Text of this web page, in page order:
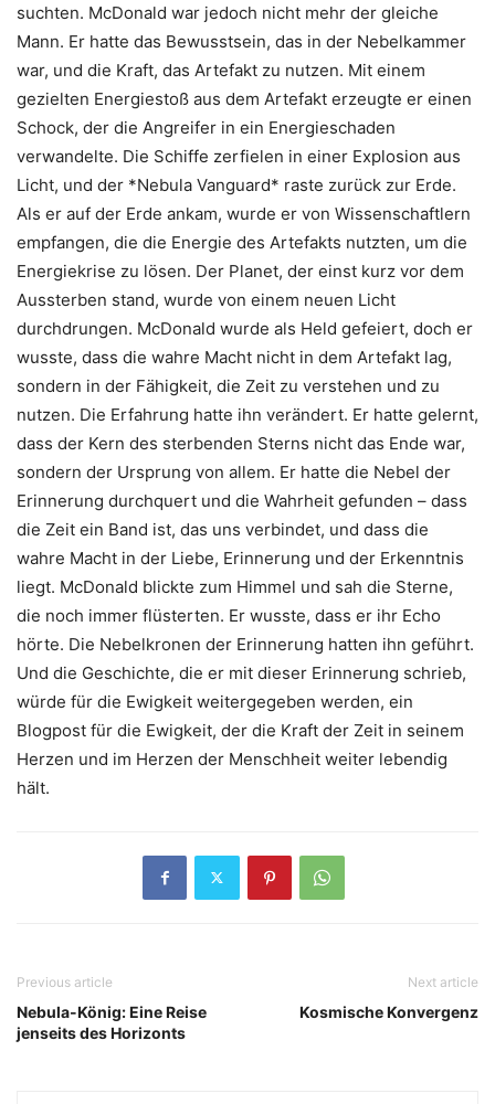
suchten. McDonald war jedoch nicht mehr der gleiche
Mann. Er hatte das Bewusstsein, das in der Nebelkammer
war, und die Kraft, das Artefakt zu nutzen. Mit einem
gezielten Energiestoß aus dem Artefakt erzeugte er einen
Schock, der die Angreifer in ein Energieschaden
verwandelte. Die Schiffe zerfielen in einer Explosion aus
Licht, und der *Nebula Vanguard* raste zurück zur Erde.
Als er auf der Erde ankam, wurde er von Wissenschaftlern
empfangen, die die Energie des Artefakts nutzten, um die
Energiekrise zu lösen. Der Planet, der einst kurz vor dem
Aussterben stand, wurde von einem neuen Licht
durchdrungen. McDonald wurde als Held gefeiert, doch er
wusste, dass die wahre Macht nicht in dem Artefakt lag,
sondern in der Fähigkeit, die Zeit zu verstehen und zu
nutzen. Die Erfahrung hatte ihn verändert. Er hatte gelernt,
dass der Kern des sterbenden Sterns nicht das Ende war,
sondern der Ursprung von allem. Er hatte die Nebel der
Erinnerung durchquert und die Wahrheit gefunden – dass
die Zeit ein Band ist, das uns verbindet, und dass die
wahre Macht in der Liebe, Erinnerung und der Erkenntnis
liegt. McDonald blickte zum Himmel und sah die Sterne,
die noch immer flüsterten. Er wusste, dass er ihr Echo
hörte. Die Nebelkronen der Erinnerung hatten ihn geführt.
Und die Geschichte, die er mit dieser Erinnerung schrieb,
würde für die Ewigkeit weitergegeben werden, ein
Blogpost für die Ewigkeit, der die Kraft der Zeit in seinem
Herzen und im Herzen der Menschheit weiter lebendig
hält.
Previous article
Nebula-König: Eine Reise
jenseits des Horizonts
Next article
Kosmische Konvergenz